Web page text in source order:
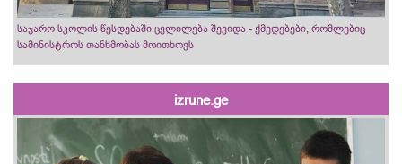
საჯარო სკოლის წესდებაში ცვლილება შევიდა - ქმედებები, რომლებიც
სამინისტროს თანხმობას მოითხოვს
izrune.ge